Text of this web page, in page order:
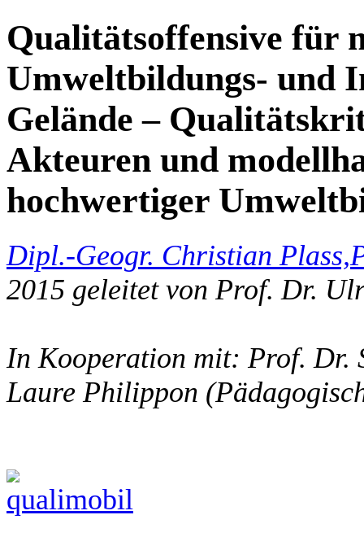
Qualitätsoffensive für
Umweltbildungs- und
Gelände –
Akteuren und
hochwertiger
Dipl.-Geogr. Christian Plass,
2015 geleitet von Prof. Dr.
In Kooperation mit: Prof. Dr.
Laure Philippon